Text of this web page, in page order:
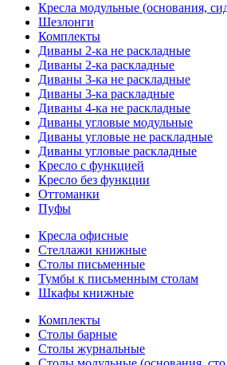
Кресла модульные (основания,
Шезлонги
Комплекты
Диваны 2-ка не раскладные
Диваны 2-ка раскладные
Диваны 3-ка не раскладные
Диваны 3-ка раскладные
Диваны 4-ка не раскладные
Диваны угловые модульные
Диваны угловые не раскладные
Диваны угловые раскладные
Кресло с функцией
Кресло без функции
Оттоманки
Пуфы
Кресла офисные
Стеллажи книжные
Столы письменные
Тумбы к письменным столам
Шкафы книжные
Комплекты
Столы барные
Столы журнальные